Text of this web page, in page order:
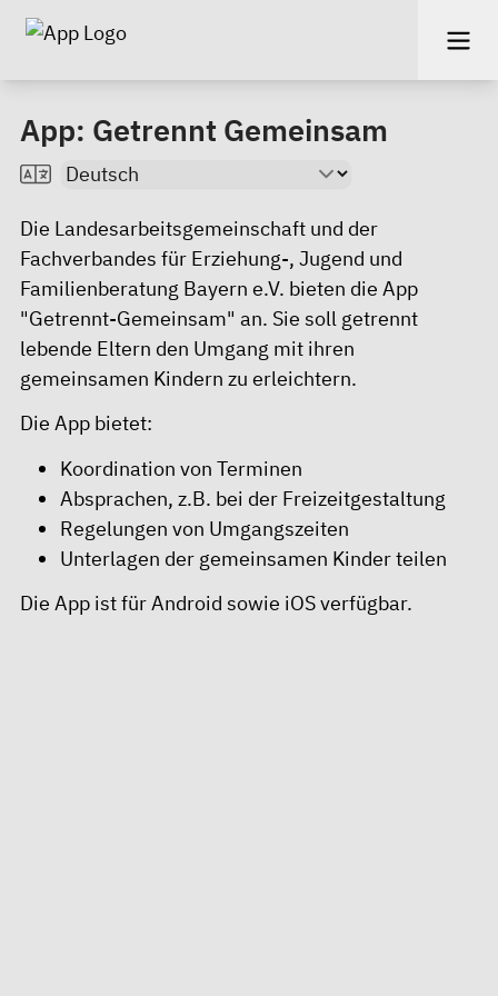
App: Getrennt Gemeinsam
Die Landesarbeitsgemeinschaft und der
Fachverbandes für Erziehung-, Jugend und
Familienberatung Bayern e.V. bieten die App
"Getrennt-Gemeinsam" an. Sie soll getrennt
lebende Eltern den Umgang mit ihren
gemeinsamen Kindern zu erleichtern.
Die App bietet:
Koordination von Terminen
Absprachen, z.B. bei der Freizeitgestaltung
Regelungen von Umgangszeiten
Unterlagen der gemeinsamen Kinder teilen
Die App ist für Android sowie iOS verfügbar.